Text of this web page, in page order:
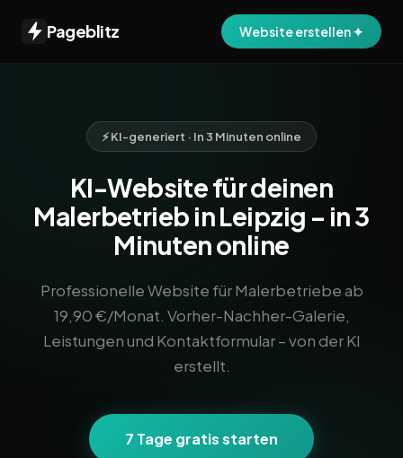
Pageblitz Website erstellen ✦
⚡ KI-generiert · In 3 Minuten online
KI-Website für deinen
Malerbetrieb in Leipzig – in 3
Minuten online
Professionelle Website für Malerbetriebe ab
19,90 €/Monat. Vorher-Nachher-Galerie,
Leistungen und Kontaktformular – von der KI
erstellt.
7 Tage gratis starten